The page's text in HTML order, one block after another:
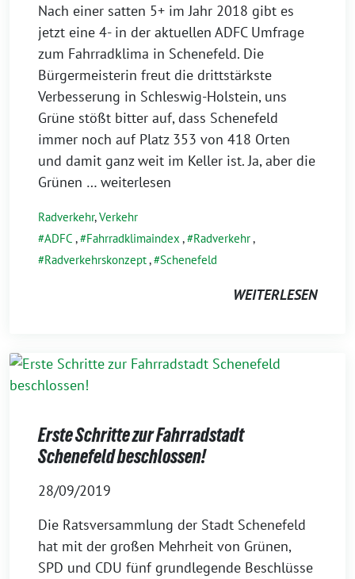
Nach einer satten 5+ im Jahr 2018 gibt es
jetzt eine 4- in der aktuellen ADFC Umfrage
zum Fahrradklima in Schenefeld. Die
Bürgermeisterin freut die drittstärkste
Verbesserung in Schleswig-Holstein, uns
Grüne stößt bitter auf, dass Schenefeld
immer noch auf Platz 353 von 418 Orten
und damit ganz weit im Keller ist. Ja, aber die
Grünen … weiterlesen
Radverkehr,Verkehr
ADFC , Fahrradklimaindex , Radverkehr,
Radverkehrskonzept, Schenefeld
WEITERLESEN
Erste Schritte zur Fahrradstadt
Schenefeld beschlossen!
28/09/2019
Die Ratsversammlung der Stadt Schenefeld
hat mit der großen Mehrheit von Grünen,
SPD und CDU fünf grundlegende Beschlüsse